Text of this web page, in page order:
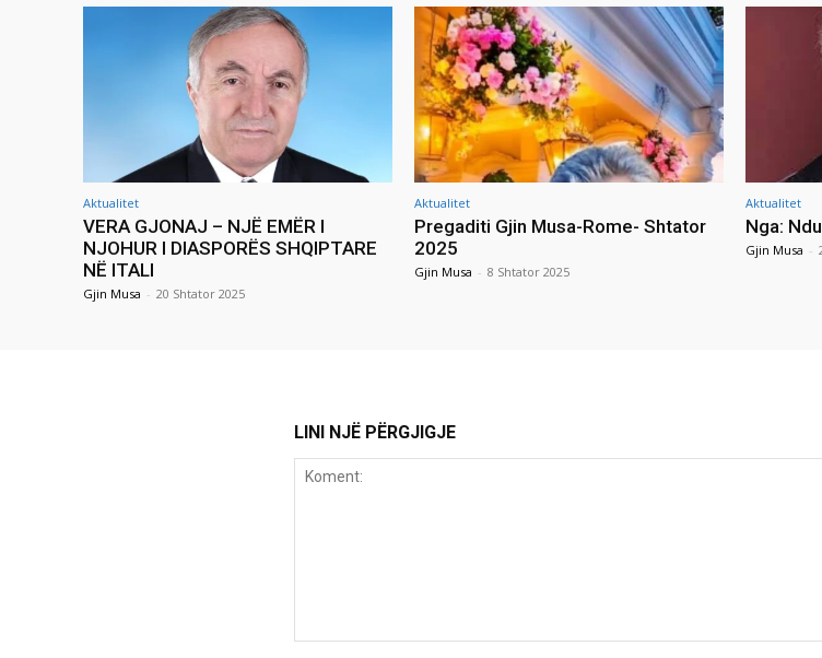
Aktualitet
VERA GJONAJ – NJË EMËR I
NJOHUR I DIASPORËS SHQIPTARE
NË ITALI
Gjin Musa - 20 Shtator 2025
Aktualitet
Pregaditi Gjin Musa-Rome- Shtator
2025
Gjin Musa - 8 Shtator 2025
Aktualitet
Nga:
Gjin Musa -
LINI NJË PËRGJIGJE